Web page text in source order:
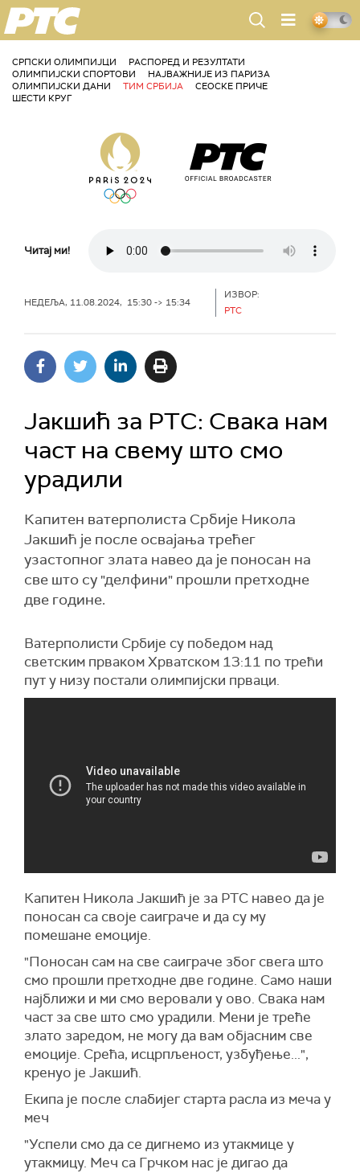
РТС
СРПСКИ ОЛИМПИЈЦИ
РАСПОРЕД И РЕЗУЛТАТИ
ОЛИМПИЈСКИ СПОРТОВИ
НАЈВАЖНИЈЕ ИЗ ПАРИЗА
ОЛИМПИЈСКИ ДАНИ
ТИМ СРБИЈА
СЕОСКЕ ПРИЧЕ
ШЕСТИ КРУГ
Читај ми!
НЕДЕЉА, 11.08.2024, 15:30 -> 15:34
ИЗВОР:
РТС
Јакшић за РТС: Свака нам
част на свему што смо
урадили
Капитен ватерполиста Србије Никола
Јакшић је после освајања трећег
узастопног злата навео да је поносан на
све што су "делфини" прошли претходне
две године.
Ватерполисти Србије су победом над
светским прваком Хрватском 13:11 по трећи
пут у низу постали олимпијски прваци.
Капитен Никола Јакшић је за РТС навео да је
поносан са своје саиграче и да су му
помешане емоције.
"Поносан сам на све саиграче због свега што
смо прошли претходне две године. Само наши
најближи и ми смо веровали у ово. Свака нам
част за све што смо урадили. Мени је треће
злато заредом, не могу да вам објасним све
емоције. Срећа, исцрпљеност, узбуђење...",
кренуо је Јакшић.
Екипа је после слабијег старта расла из меча у
меч
"Успели смо да се дигнемо из утакмице у
утакмицу. Меч са Грчком нас је дигао да